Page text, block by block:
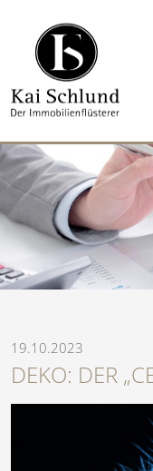
19.10.2023
DEKO: DER